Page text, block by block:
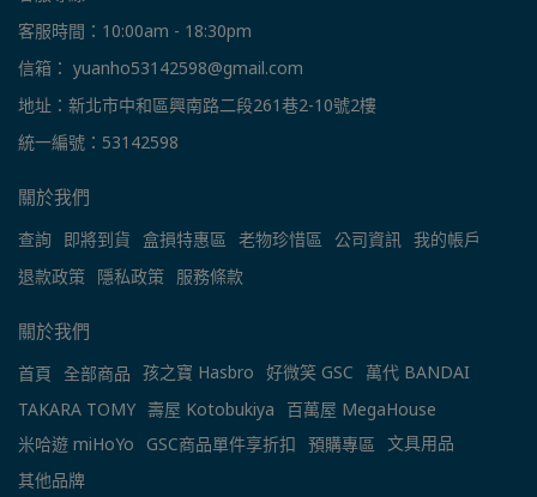
客服時間：10:00am - 18:30pm
信箱： yuanho53142598@gmail.com
地址：新北市中和區興南路二段261巷2-10號2樓
統一編號：53142598
關於我們
查詢 即將到貨 盒損特惠區 老物珍惜區 公司資訊 我的帳戶
退款政策 隱私政策 服務條款
關於我們
首頁 全部商品 孩之寶 Hasbro 好微笑 GSC
萬代 BANDAI
TAKARA TOMY 壽屋 Kotobukiya
百萬屋 MegaHouse
米哈遊 miHoYo GSC商品單件享折扣 預購專區 文具用品
其他品牌